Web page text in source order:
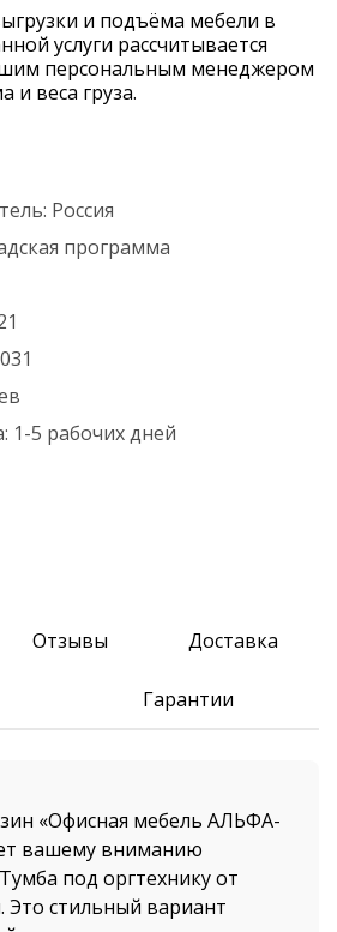
и подъёма мебели в
услуги рассчитывается
персональным менеджером
и веса груза.
Россия
программа
1-5 рабочих дней
Отзывы Доставка
Гарантии
«Офисная мебель АЛЬФА-
вашему вниманию
под оргтехнику от
Это стильный вариант